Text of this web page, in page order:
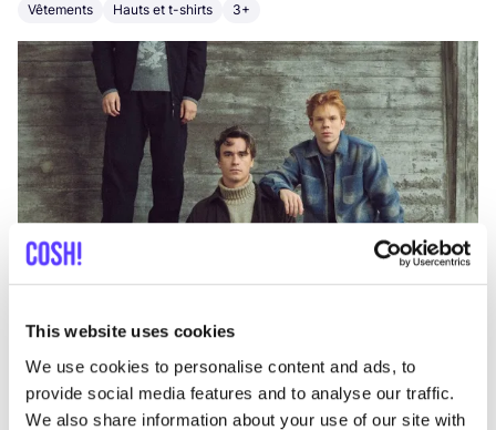
This website uses cookies
We use cookies to personalise content and ads, to
provide social media features and to analyse our traffic.
We also share information about your use of our site with
Vêtements Hauts et t-shirts 3+